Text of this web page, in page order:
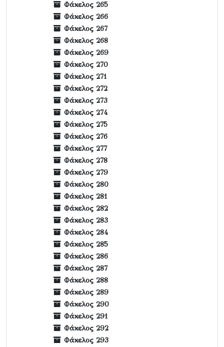
Φάκελος 265
Φάκελος 266
Φάκελος 267
Φάκελος 268
Φάκελος 269
Φάκελος 270
Φάκελος 271
Φάκελος 272
Φάκελος 273
Φάκελος 274
Φάκελος 275
Φάκελος 276
Φάκελος 277
Φάκελος 278
Φάκελος 279
Φάκελος 280
Φάκελος 281
Φάκελος 282
Φάκελος 283
Φάκελος 284
Φάκελος 285
Φάκελος 286
Φάκελος 287
Φάκελος 288
Φάκελος 289
Φάκελος 290
Φάκελος 291
Φάκελος 292
Φάκελος 293